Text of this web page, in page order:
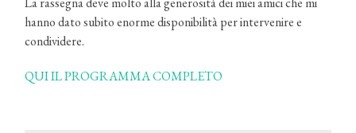
hanno dato subito enorme disponibilità per intervenire e
condividere.
QUI IL PROGRAMMA COMPLETO